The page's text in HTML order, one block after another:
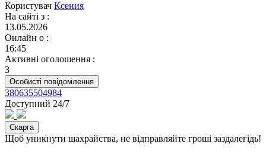
Користувач Ксения
На сайті з :
13.05.2026
Онлайн о :
16:45
Активні оголошення :
3
Особисті повідомлення
380635504984
Доступний 24/7
Скарга
Щоб уникнути шахрайства, не відправляйте гроші заздалегідь!